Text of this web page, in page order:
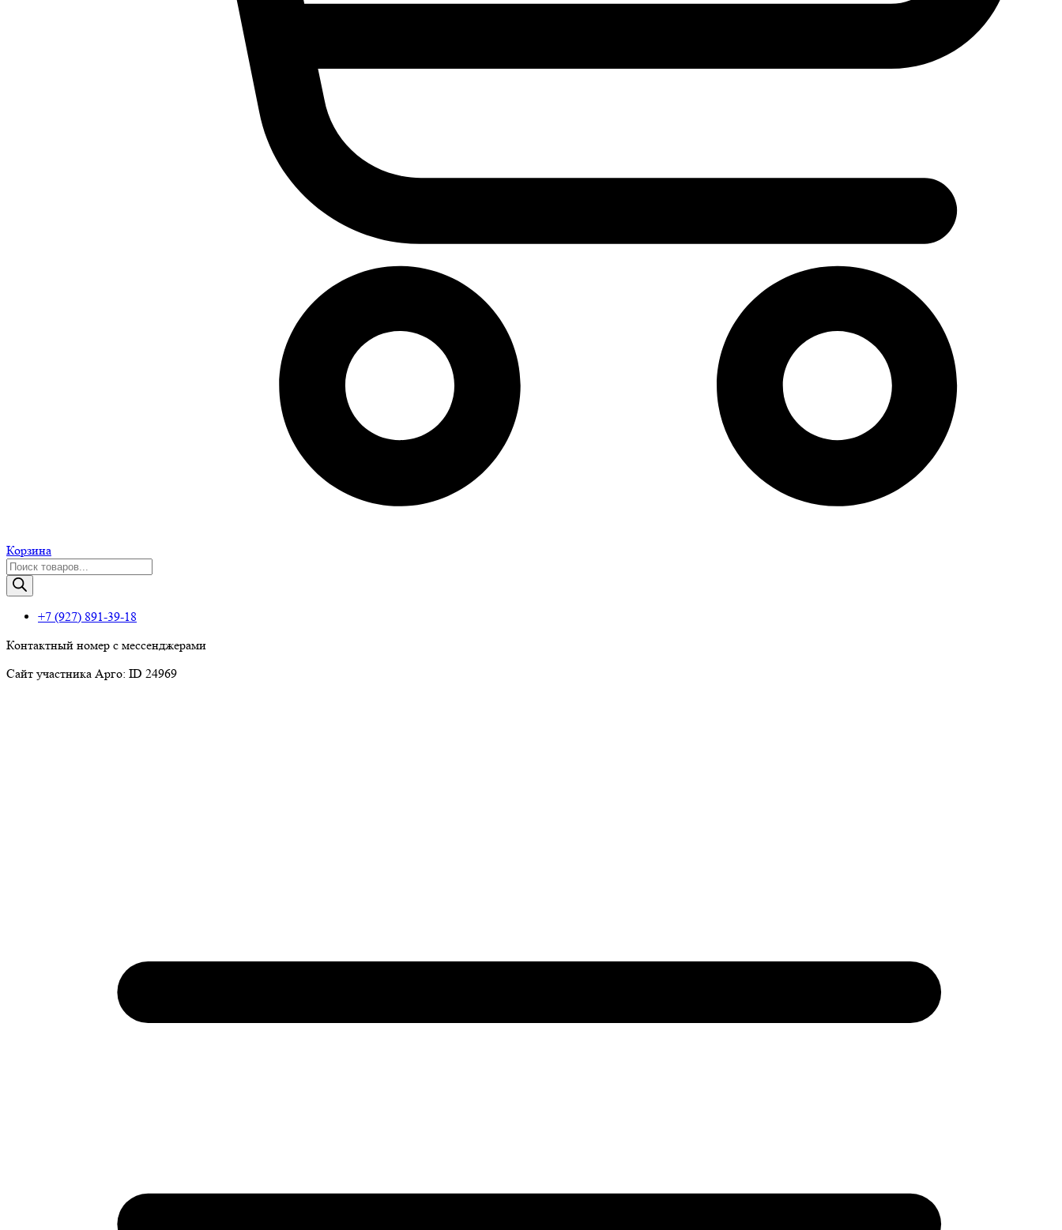
Корзина
Поиск
товаров
+7 (927) 891-39-18
Контактный номер с мессенджерами
Сайт участника Арго: ID 24969